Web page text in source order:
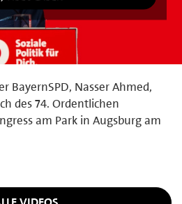
BayernSPD, Nasser Ahmed,
des 74. Ordentlichen
am Park in Augsburg am